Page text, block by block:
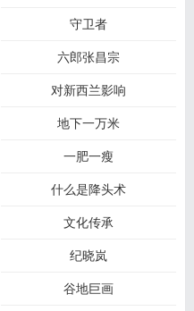
守卫者
六郎张昌宗
对新西兰影响
地下一万米
一肥一瘦
什么是降头术
文化传承
纪晓岚
谷地巨画